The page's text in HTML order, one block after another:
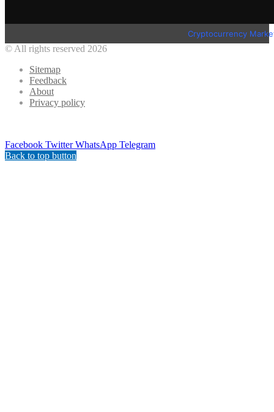
Cryptocurrency
© All rights reserved 2026
Sitemap
Feedback
About
Privacy policy
Facebook Twitter WhatsApp Telegram
Back to top button